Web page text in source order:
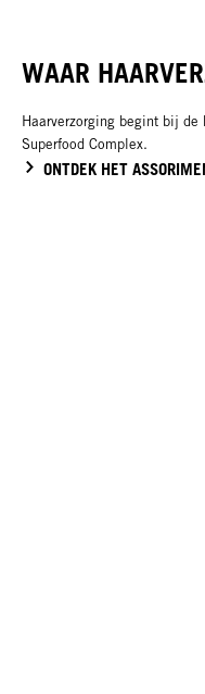
WAAR
Haarverzorging begint bij
Superfood Complex.
ONTDEK HET